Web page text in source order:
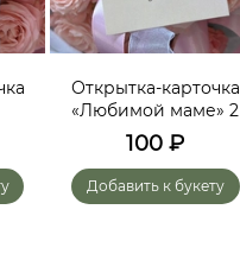
Открытка-карточка
«Любимой маме» 2
100 ₽
Добавить к букету